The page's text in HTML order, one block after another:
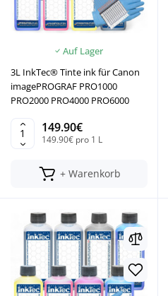
Auf Lager
3L InkTec® Tinte ink für Canon
imagePROGRAF PRO1000
PRO2000 PRO4000 PRO6000
149.90€
149.90€ pro 1 L
+ Warenkorb